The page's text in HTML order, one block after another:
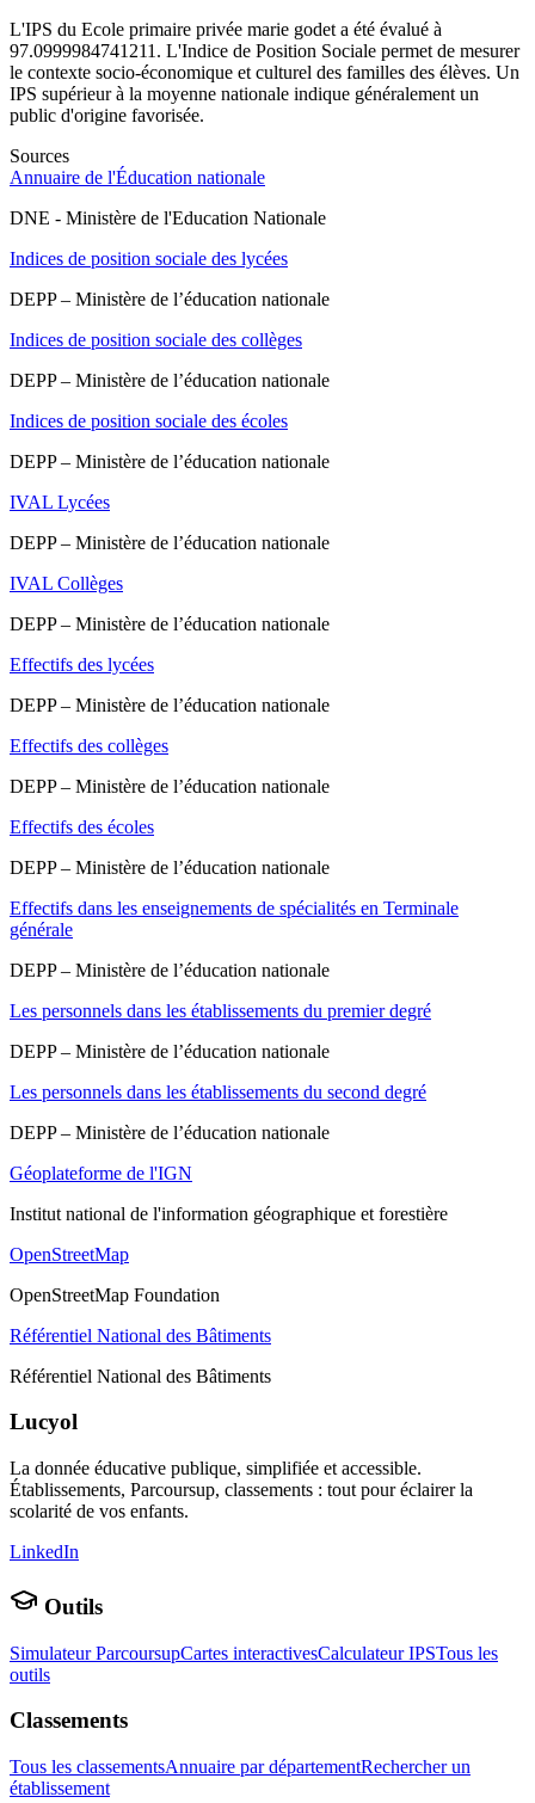
L'IPS du Ecole primaire privée marie godet a été évalué à
97.0999984741211. L'Indice de Position Sociale permet de mesurer
le contexte socio-économique et culturel des familles des élèves. Un
IPS supérieur à la moyenne nationale indique généralement un
public d'origine favorisée.
Sources
Annuaire de l'Éducation nationale
DNE - Ministère de l'Education Nationale
Indices de position sociale des lycées
DEPP – Ministère de l’éducation nationale
Indices de position sociale des collèges
DEPP – Ministère de l’éducation nationale
Indices de position sociale des écoles
DEPP – Ministère de l’éducation nationale
IVAL Lycées
DEPP – Ministère de l’éducation nationale
IVAL Collèges
DEPP – Ministère de l’éducation nationale
Effectifs des lycées
DEPP – Ministère de l’éducation nationale
Effectifs des collèges
DEPP – Ministère de l’éducation nationale
Effectifs des écoles
DEPP – Ministère de l’éducation nationale
Effectifs dans les enseignements de spécialités en Terminale
générale
DEPP – Ministère de l’éducation nationale
Les personnels dans les établissements du premier degré
DEPP – Ministère de l’éducation nationale
Les personnels dans les établissements du second degré
DEPP – Ministère de l’éducation nationale
Géoplateforme de l'IGN
Institut national de l'information géographique et forestière
OpenStreetMap
OpenStreetMap Foundation
Référentiel National des Bâtiments
Référentiel National des Bâtiments
Lucyol
La donnée éducative publique, simplifiée et accessible.
Établissements, Parcoursup, classements : tout pour éclairer la
scolarité de vos enfants.
LinkedIn
Outils
Simulateur ParcoursupCartes interactivesCalculateur IPSTous les
outils
Classements
Tous les classementsAnnuaire par départementRechercher un
établissement